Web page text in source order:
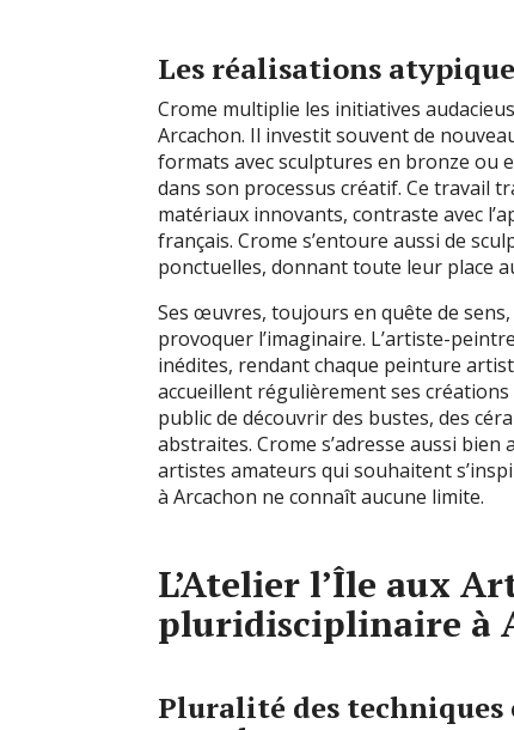
Les réalisations
Crome multiplie les initiatives
Arcachon. Il investit souvent de
formats avec sculptures en bronze
dans son processus créatif. Ce travail
matériaux innovants, contraste avec
français. Crome s’entoure aussi de
ponctuelles, donnant toute leur place
Ses œuvres, toujours en quête de
provoquer l’imaginaire. L’artiste-
inédites, rendant chaque peinture
accueillent régulièrement ses
public de découvrir des bustes, des
abstraites. Crome s’adresse aussi
artistes amateurs qui souhaitent
à Arcachon ne connaît aucune limite.
L’Atelier l’Île aux
pluridisciplinaire à
Pluralité des